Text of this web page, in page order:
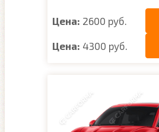
Цена: 2600 руб.
Цена: 4300 руб.